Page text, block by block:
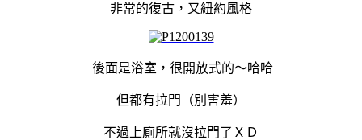
非常的復古，又紐約風格
後面是浴室，很開放式的～哈哈
但都有拉門（別害羞）
不過上廁所就沒拉門了ＸＤ